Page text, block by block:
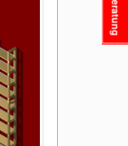
Beratung